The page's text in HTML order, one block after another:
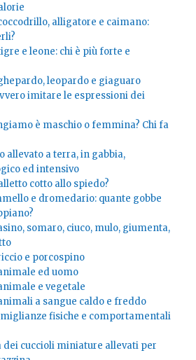
alligatore e caimano:
e leone: chi è più forte e
leopardo e giaguaro
imitare le espressioni dei
è maschio o femmina? Chi fa
allevato a terra, in gabbia,
ed intensivo
cotto allo spiedo?
e dromedario: quante gobbe
somaro, ciuco, mulo, giumenta,
e porcospino
ed uomo
e vegetale
a sangue caldo e freddo
fisiche e comportamentali
dei cuccioli miniature allevati per